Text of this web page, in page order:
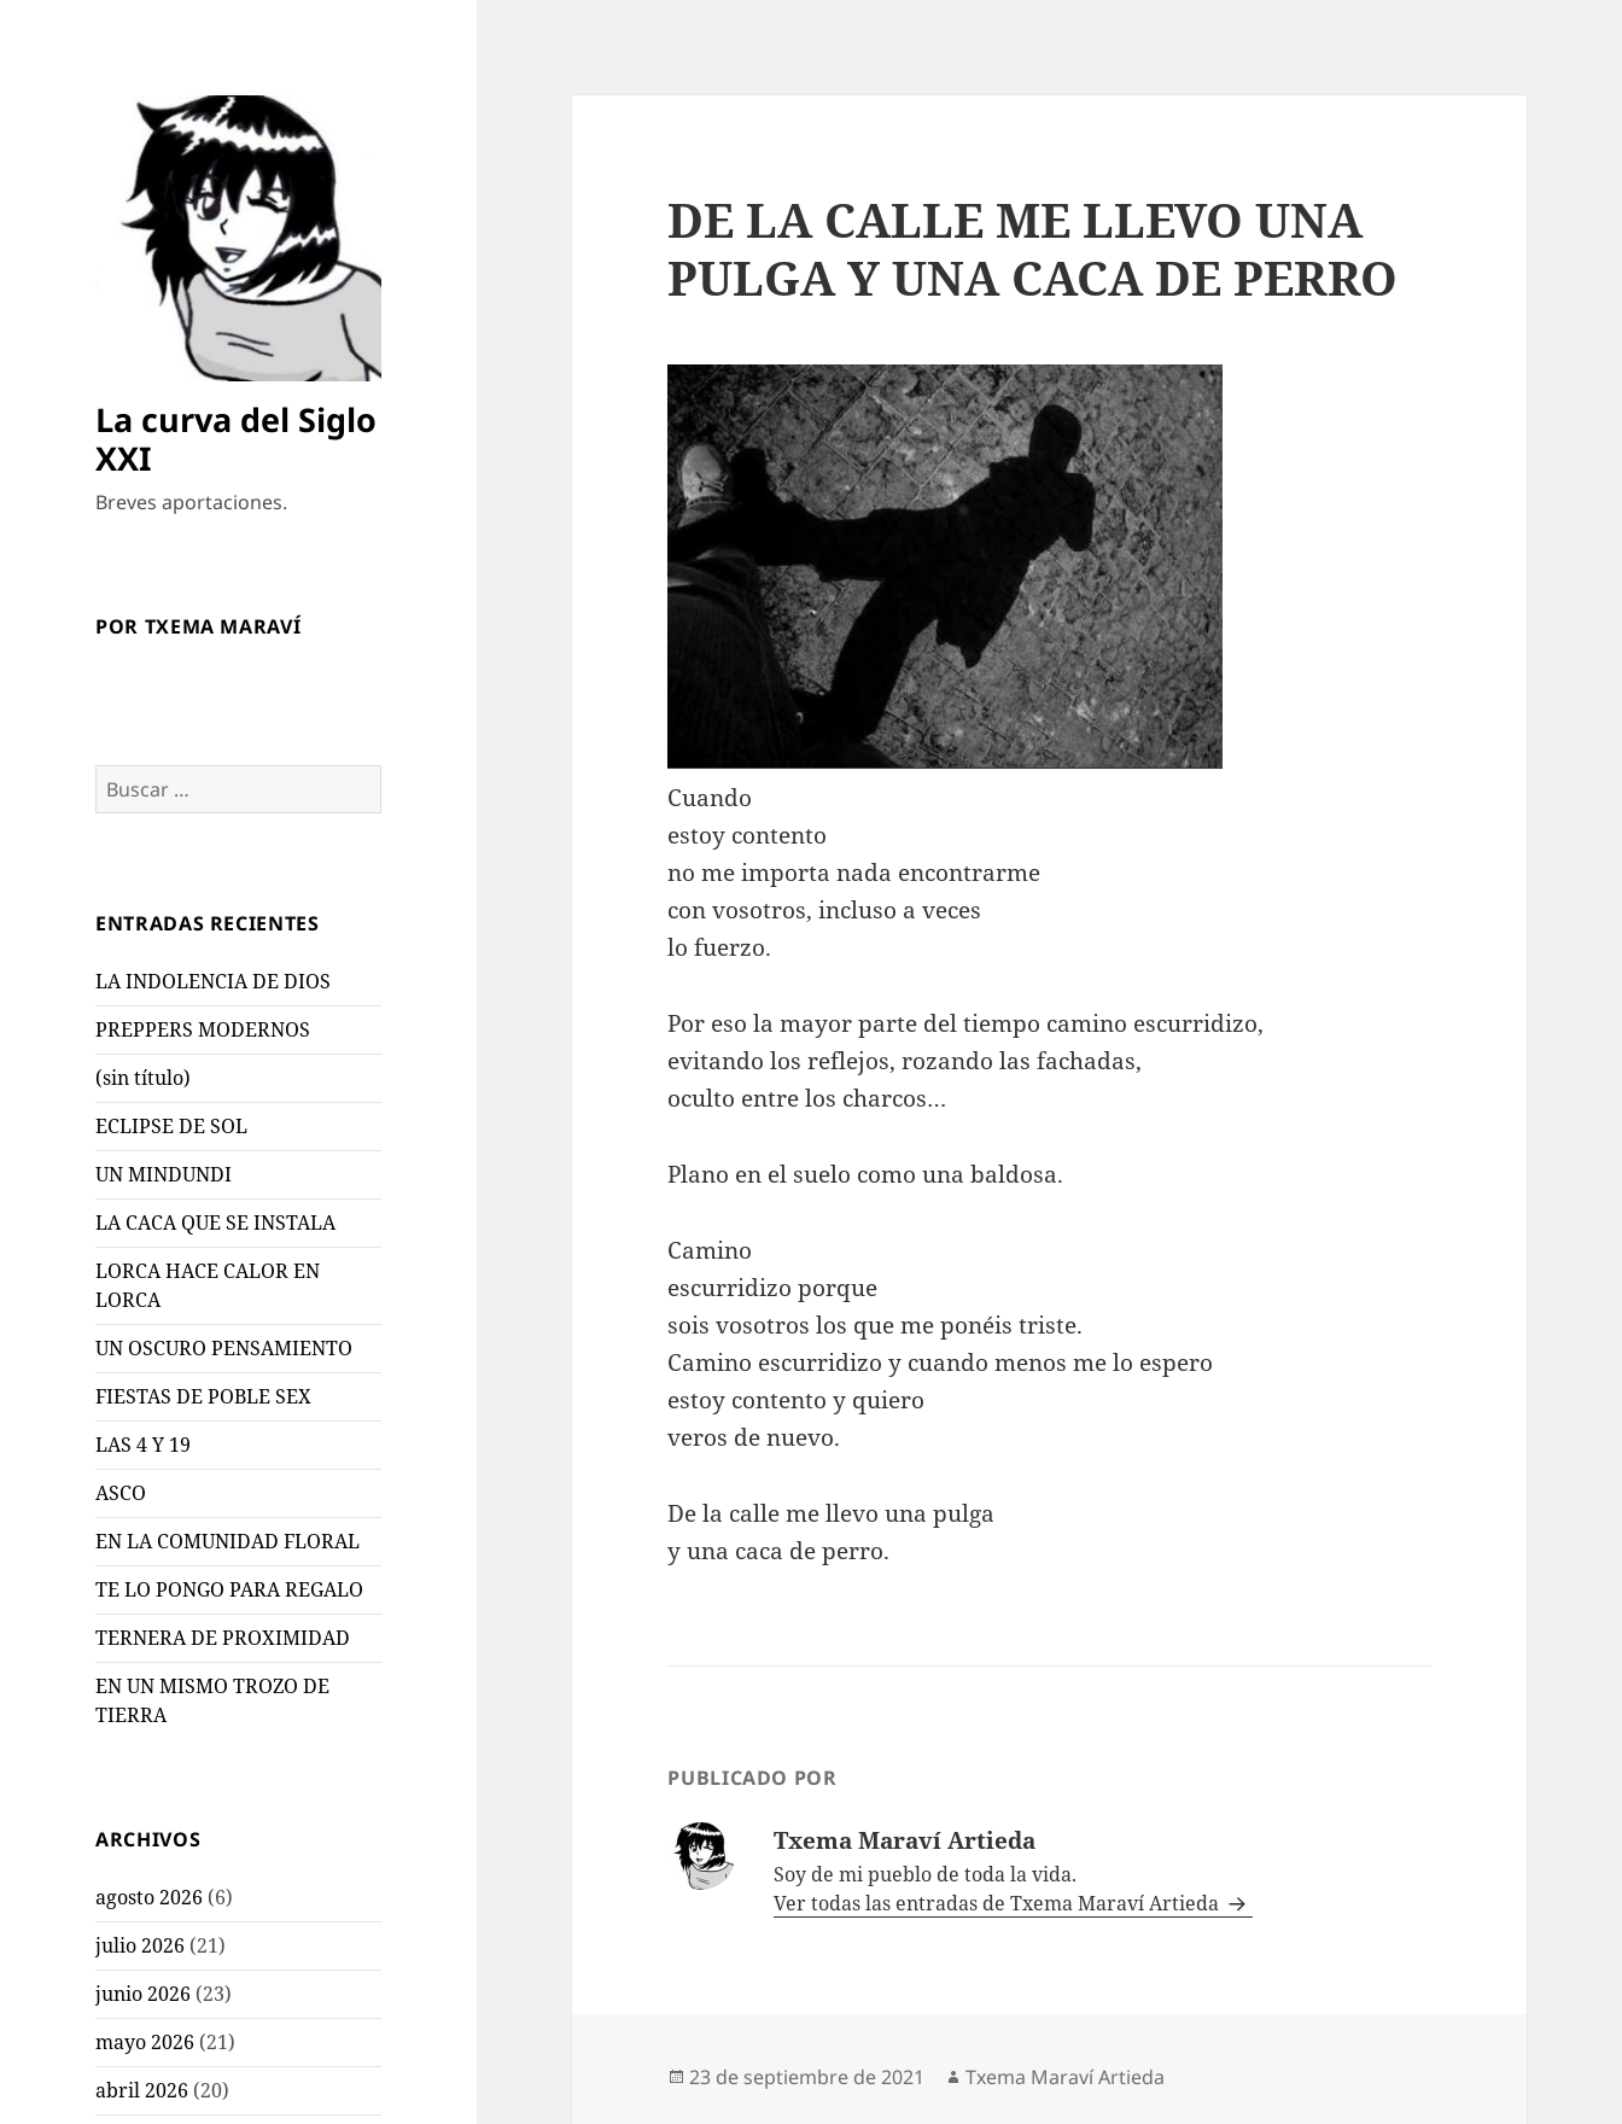
La curva del Siglo
XXI
Breves aportaciones.
POR TXEMA MARAVÍ
Buscar:
ENTRADAS RECIENTES
LA INDOLENCIA DE DIOS
PREPPERS MODERNOS
(sin título)
ECLIPSE DE SOL
UN MINDUNDI
LA CACA QUE SE INSTALA
LORCA HACE CALOR EN
LORCA
UN OSCURO PENSAMIENTO
FIESTAS DE POBLE SEX
LAS 4 Y 19
ASCO
EN LA COMUNIDAD FLORAL
TE LO PONGO PARA REGALO
TERNERA DE PROXIMIDAD
EN UN MISMO TROZO DE
TIERRA
ARCHIVOS
agosto 2026 (6)
julio 2026 (21)
junio 2026 (23)
mayo 2026 (21)
abril 2026 (20)
DE LA CALLE ME LLEVO UNA
PULGA Y UNA CACA DE PERRO
Cuando
estoy contento
no me importa nada encontrarme
con vosotros, incluso a veces
lo fuerzo.
Por eso la mayor parte del tiempo camino escurridizo,
evitando los reflejos, rozando las fachadas,
oculto entre los charcos…
Plano en el suelo como una baldosa.
Camino
escurridizo porque
sois vosotros los que me ponéis triste.
Camino escurridizo y cuando menos me lo espero
estoy contento y quiero
veros de nuevo.
De la calle me llevo una pulga
y una caca de perro.
PUBLICADO POR
Txema Maraví Artieda
Soy de mi pueblo de toda la vida.
Ver todas las entradas de Txema Maraví Artieda
Publicado
23 de septiembre de 2021 Autor
Txema Maraví Artieda